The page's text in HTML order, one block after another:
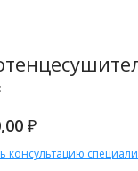
₽
консультацию